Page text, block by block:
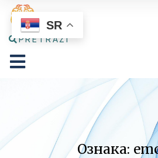
PRETRAŽI
Ознака:
SR